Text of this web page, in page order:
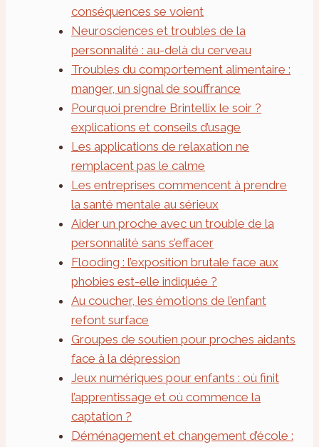
conséquences se voient
Neurosciences et troubles de la
personnalité : au-delà du cerveau
Troubles du comportement alimentaire :
manger, un signal de souffrance
Pourquoi prendre Brintellix le soir ?
explications et conseils d’usage
Les applications de relaxation ne
remplacent pas le calme
Les entreprises commencent à prendre
la santé mentale au sérieux
Aider un proche avec un trouble de la
personnalité sans s’effacer
Flooding : l’exposition brutale face aux
phobies est-elle indiquée ?
Au coucher, les émotions de l’enfant
refont surface
Groupes de soutien pour proches aidants
face à la dépression
Jeux numériques pour enfants : où finit
l’apprentissage et où commence la
captation ?
Déménagement et changement d’école :